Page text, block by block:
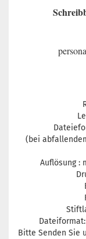
(bei
Auflösung :
Bitte Senden Sie